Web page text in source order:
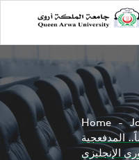
Home
الغائب منذ 18 عاماً.. المدفعجية
الإنجليزي